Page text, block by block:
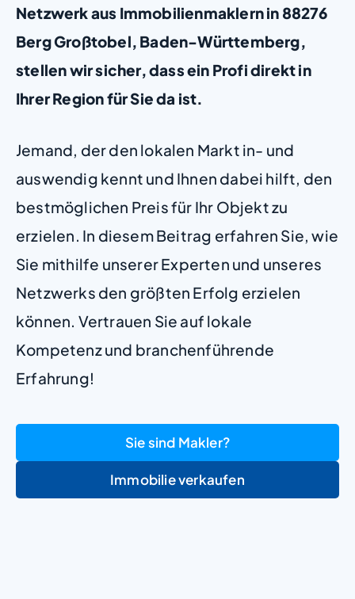
Netzwerk aus Immobilienmaklern in 88276
Berg Großtobel, Baden-Württemberg,
stellen wir sicher, dass ein Profi direkt in
Ihrer Region für Sie da ist.
Jemand, der den lokalen Markt in- und
auswendig kennt und Ihnen dabei hilft, den
bestmöglichen Preis für Ihr Objekt zu
erzielen. In diesem Beitrag erfahren Sie, wie
Sie mithilfe unserer Experten und unseres
Netzwerks den größten Erfolg erzielen
können. Vertrauen Sie auf lokale
Kompetenz und branchenführende
Erfahrung!
Sie sind Makler?
Immobilie verkaufen